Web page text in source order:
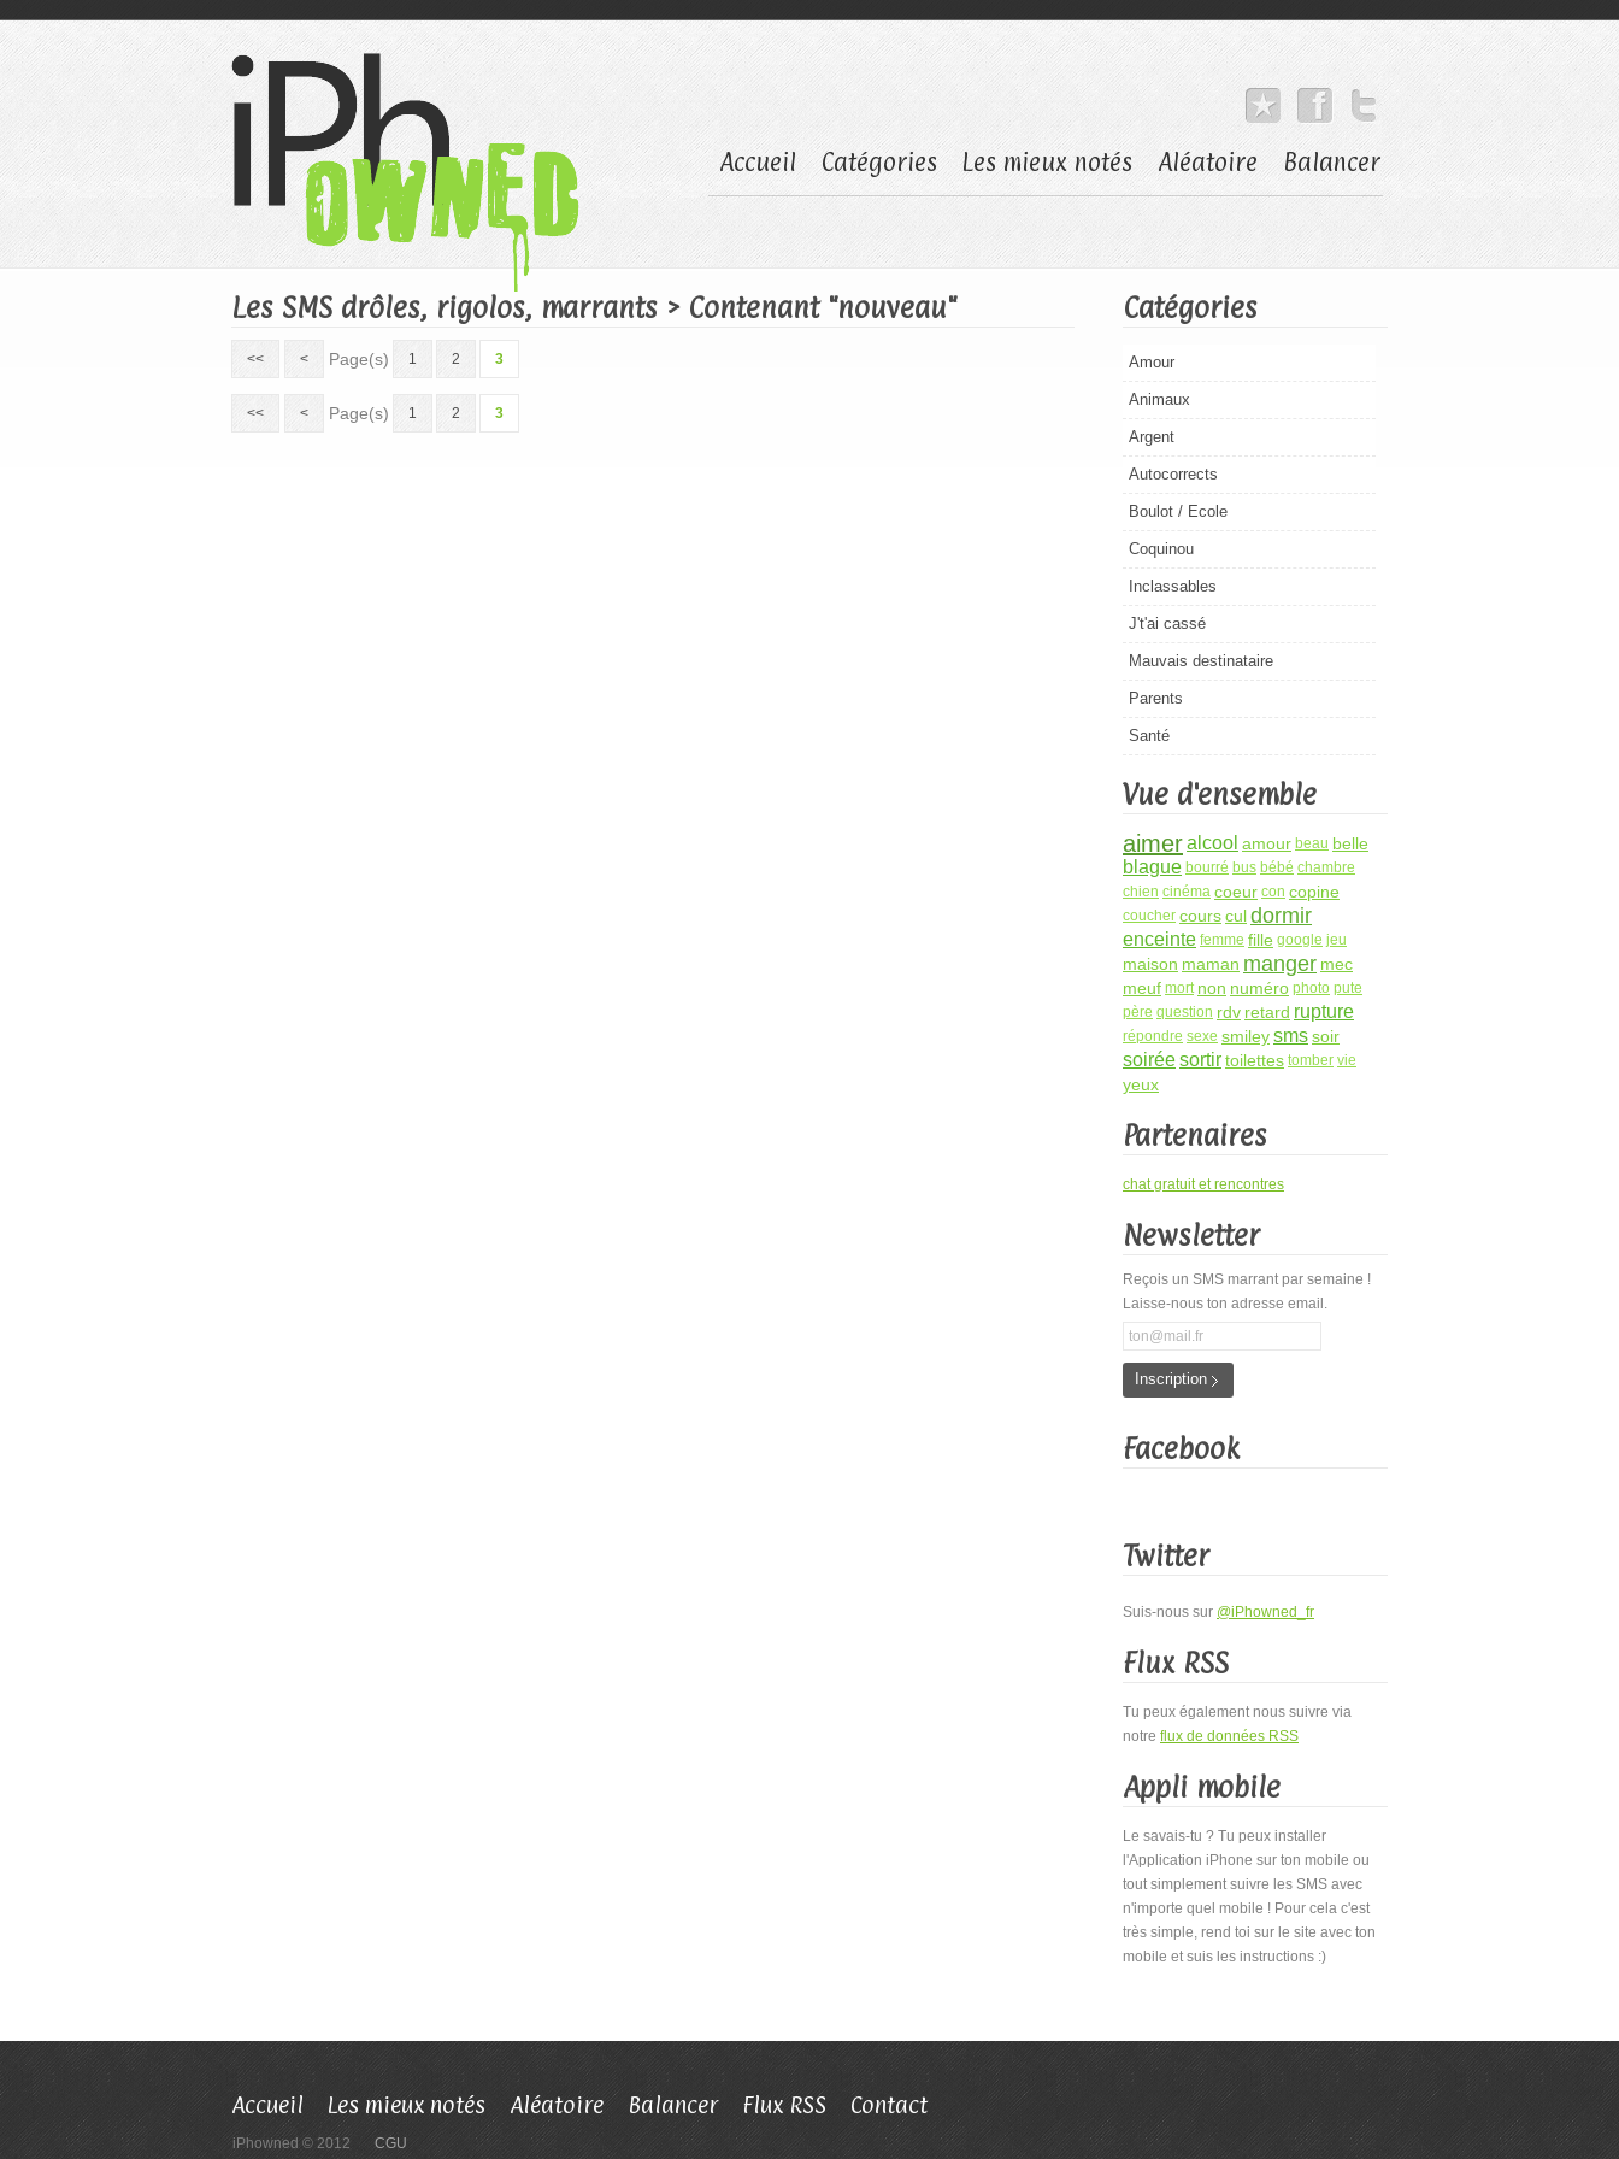
Accueil Catégories Les mieux notés Aléatoire Balancer
Les SMS drôles, rigolos, marrants > Contenant "nouveau"
<< < Page(s) 1 2 3
<< < Page(s) 1 2 3
Catégories
Amour
Animaux
Argent
Autocorrects
Boulot / Ecole
Coquinou
Inclassables
J't'ai cassé
Mauvais destinataire
Parents
Santé
Vue d'ensemble
aimeralcool amour beau belle
blague bourré bus bébé chambre
chien cinéma coeur con copine
coucher coursculdormir
enceinte femme fille google jeu
maison maman manger mec
meuf mort non numéro photo pute
père question rdv retard rupture
répondre sexe smileysmssoir
soiréesortirtoilettes tomber vie
yeux
Partenaires
chat gratuit et rencontres
Newsletter
Reçois un SMS marrant par semaine !
Laisse-nous ton adresse email.
Inscription
Facebook
Twitter
Suis-nous sur @iPhowned_fr
Flux RSS
Tu peux également nous suivre via
notre flux de données RSS
Appli mobile
Le savais-tu ? Tu peux installer
l'Application iPhone sur ton mobile ou
tout simplement suivre les SMS avec
n'importe quel mobile ! Pour cela c'est
très simple, rend toi sur le site avec ton
mobile et suis les instructions :)
Accueil Les mieux notés Aléatoire Balancer Flux RSS Contact
iPhowned © 2012 CGU